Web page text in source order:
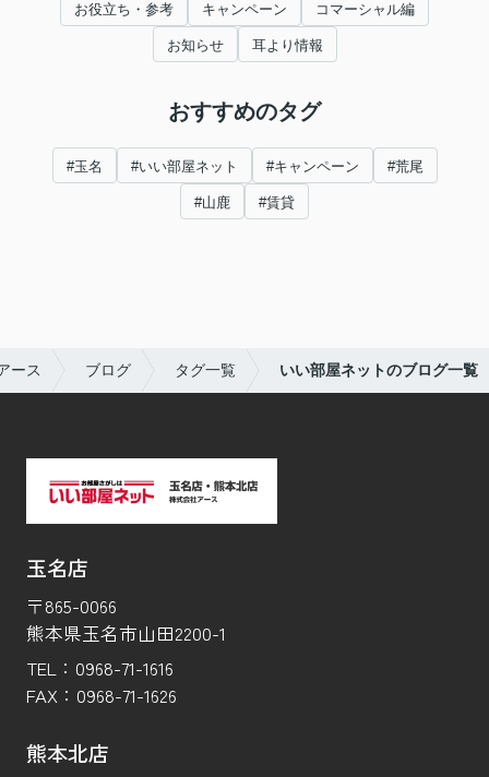
お役立ち・参考 キャンペーン コマーシャル編
お知らせ 耳より情報
おすすめのタグ
#玉名 #いい部屋ネット #キャンペーン #荒尾
#山鹿 #賃貸
ース ブログ タグ一覧 いい部屋ネットのブログ一覧
玉名店
〒865-0066
熊本県玉名市山田2200-1
TEL： 0968-71-1616
FAX： 0968-71-1626
熊本北店